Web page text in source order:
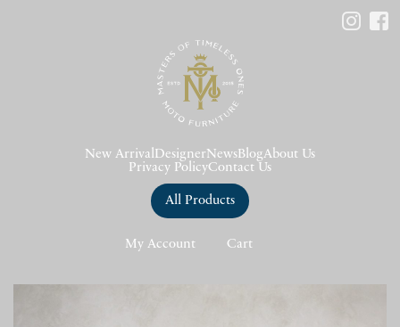
New Arrival DesignerNews BlogAbout Us
Privacy PolicyContact Us
All Products
My Account Cart